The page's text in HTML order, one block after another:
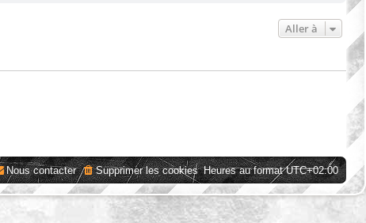
Aller à
Heures au formatUTC+02:00
Supprimer les cookies
Nous contacter